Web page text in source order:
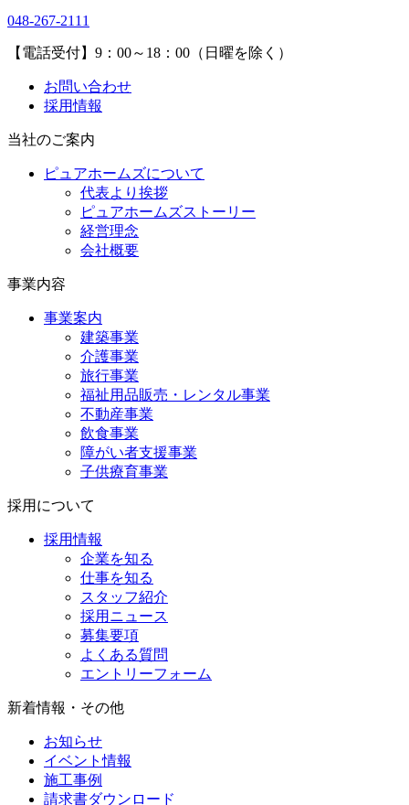
048-267-2111
【電話受付】9：00～18：00（日曜を除く）
お問い合わせ
採用情報
当社のご案内
ピュアホームズについて
代表より挨拶
ピュアホームズストーリー
経営理念
会社概要
事業内容
事業案内
建築事業
介護事業
旅行事業
福祉用品販売・レンタル事業
不動産事業
飲食事業
障がい者支援事業
子供療育事業
採用について
採用情報
企業を知る
仕事を知る
スタッフ紹介
採用ニュース
募集要項
よくある質問
エントリーフォーム
新着情報・その他
お知らせ
イベント情報
施工事例
請求書ダウンロード